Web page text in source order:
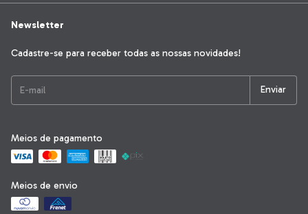
Newsletter
Cadastre-se para receber todas as nossas novidades!
Meios de pagamento
Meios de envio